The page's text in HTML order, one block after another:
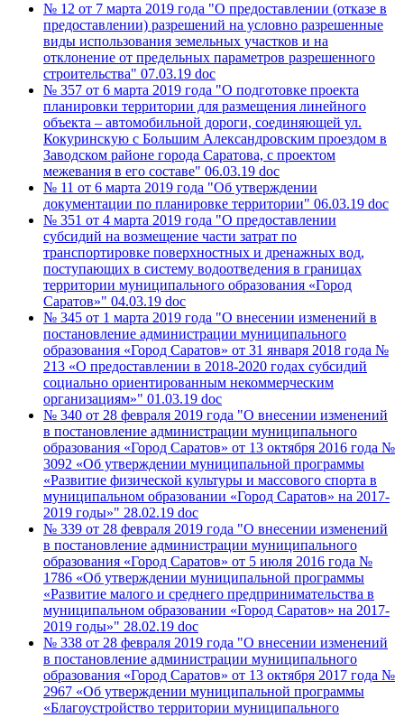
№ 12 от 7 марта 2019 года "О предоставлении (отказе в
предоставлении) разрешений на условно разрешенные
виды использования земельных участков и на
отклонение от предельных параметров разрешенного
строительства" 07.03.19 doc
№ 357 от 6 марта 2019 года "О подготовке проекта
планировки территории для размещения линейного
объекта – автомобильной дороги, соединяющей ул.
Кокуринскую с Большим Александровским проездом в
Заводском районе города Саратова, с проектом
межевания в его составе" 06.03.19 doc
№ 11 от 6 марта 2019 года "Об утверждении
документации по планировке территории" 06.03.19 doc
№ 351 от 4 марта 2019 года "О предоставлении
субсидий на возмещение части затрат по
транспортировке поверхностных и дренажных вод,
поступающих в систему водоотведения в границах
территории муниципального образования «Город
Саратов»" 04.03.19 doc
№ 345 от 1 марта 2019 года "О внесении изменений в
постановление администрации муниципального
образования «Город Саратов» от 31 января 2018 года №
213 «О предоставлении в 2018-2020 годах субсидий
социально ориентированным некоммерческим
организациям»" 01.03.19 doc
№ 340 от 28 февраля 2019 года "О внесении изменений
в постановление администрации муниципального
образования «Город Саратов» от 13 октября 2016 года №
3092 «Об утверждении муниципальной программы
«Развитие физической культуры и массового спорта в
муниципальном образовании «Город Саратов» на 2017-
2019 годы»" 28.02.19 doc
№ 339 от 28 февраля 2019 года "О внесении изменений
в постановление администрации муниципального
образования «Город Саратов» от 5 июля 2016 года №
1786 «Об утверждении муниципальной программы
«Развитие малого и среднего предпринимательства в
муниципальном образовании «Город Саратов» на 2017-
2019 годы»" 28.02.19 doc
№ 338 от 28 февраля 2019 года "О внесении изменений
в постановление администрации муниципального
образования «Город Саратов» от 13 октября 2017 года №
2967 «Об утверждении муниципальной программы
«Благоустройство территории муниципального